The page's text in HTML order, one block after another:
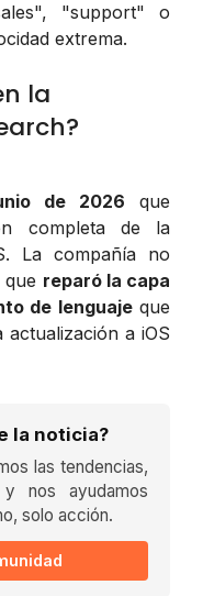
"support" o
extrema.
la
de 2026 que
completa de la
La compañía no
reparó la capa
de lenguajeque
a iOS
la noticia?
las tendencias,
y nos ayudamos
solo acción.